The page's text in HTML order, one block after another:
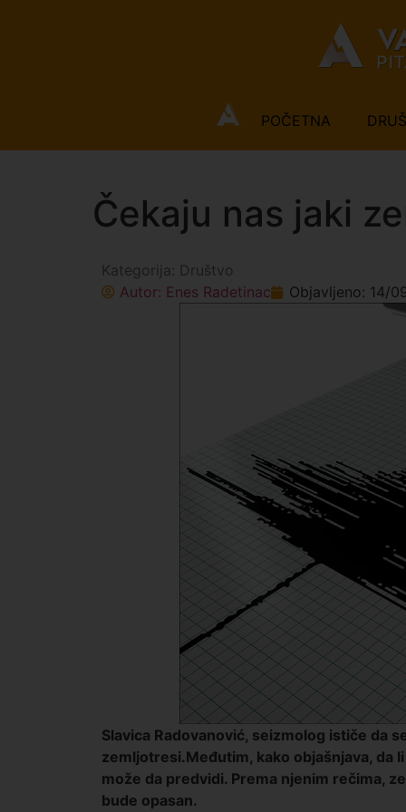
POČETNA
Čekaju nas jaki
Kategorija: Društvo
Autor: Enes Radetinac Objavljeno: 14/
Slavica Radovanović, seizmolog ističe da
zemljotresi.Međutim, kako objašnjava, da
može da predvidi. Prema njenim rečima,
bude opasan.